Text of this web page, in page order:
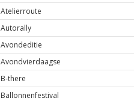
Atelierroute
Autorally
Avondeditie
Avondvierdaagse
B-there
Ballonnenfestival